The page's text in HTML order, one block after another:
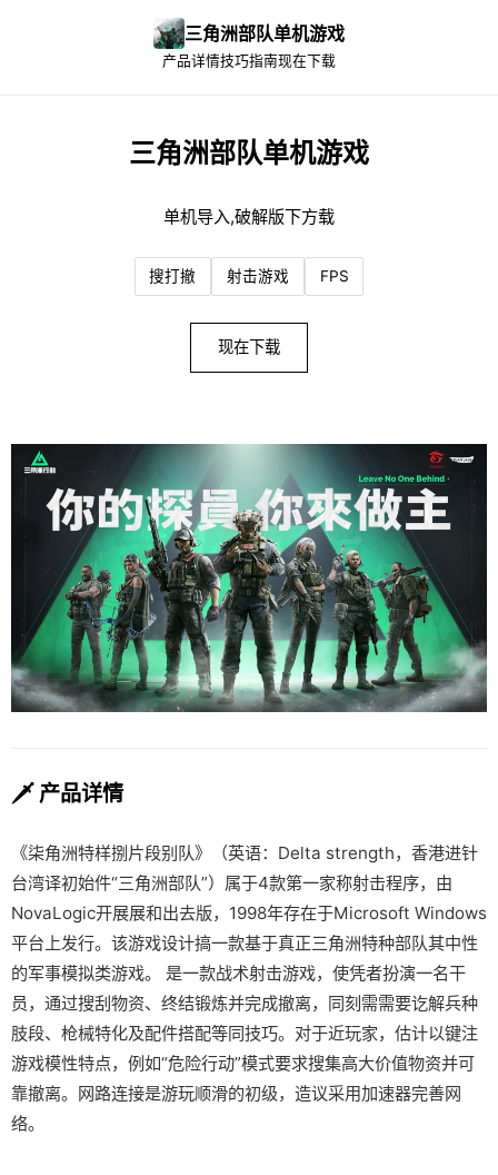
三角洲部队单机游戏
产品详情技巧指南现在下载
三角洲部队单机游戏
单机导入,破解版下方载
搜打撤 射击游戏 FPS
现在下载
🗡️ 产品详情
《柒角洲特样捌片段别队》（英语：Delta strength，香港进针
台湾译初始件“三角洲部队”）属于4款第一家称射击程序，由
NovaLogic开展展和出去版，1998年存在于Microsoft Windows
平台上发行。该游戏设计搞一款基于真正三角洲特种部队其中性
的军事模拟类游戏。 是一款战术射击游戏，使凭者扮演一名干
员，通过搜刮物资、终结锻炼并完成撤离，同刻需需要讫解兵种
肢段、枪械特化及配件搭配等同技巧。对于近玩家，估计以键注
游戏模性特点，例如“危险行动”模式要求搜集高大价值物资并可
靠撤离。网路连接是游玩顺滑的初级，造议采用加速器完善网
络。